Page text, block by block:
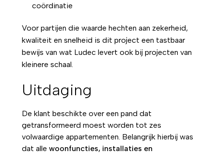
coördinatie
Voor partijen die waarde hechten aan zekerheid,
kwaliteit en snelheid is dit project een tastbaar
bewijs van wat Ludec levert ook bij projecten van
kleinere schaal.
Uitdaging
De klant beschikte over een pand dat
getransformeerd moest worden tot zes
volwaardige appartementen. Belangrijk hierbij was
dat alle woonfuncties, installaties en